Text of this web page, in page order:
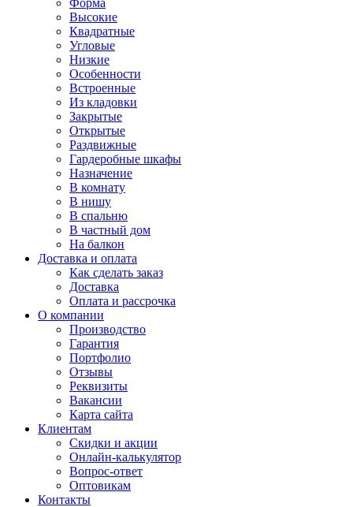
Форма
Высокие
Квадратные
Угловые
Низкие
Особенности
Встроенные
Из кладовки
Закрытые
Открытые
Раздвижные
Гардеробные шкафы
Назначение
В комнату
В нишу
В спальню
В частный дом
На балкон
Доставка и оплата
Как сделать заказ
Доставка
Оплата и рассрочка
О компании
Производство
Гарантия
Портфолио
Отзывы
Реквизиты
Вакансии
Карта сайта
Клиентам
Скидки и акции
Онлайн-калькулятор
Вопрос-ответ
Оптовикам
Контакты